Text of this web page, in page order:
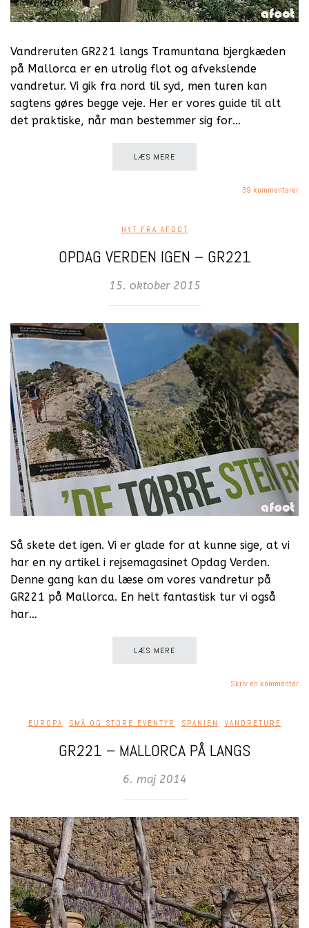
Vandreruten GR221 langs Tramuntana bjergkæden
på Mallorca er en utrolig flot og afvekslende
vandretur. Vi gik fra nord til syd, men turen kan
sagtens gøres begge veje. Her er vores guide til alt
det praktiske, når man bestemmer sig for…
LÆS MERE
39 kommentarer
NYT FRA AFOOT
OPDAG VERDEN IGEN – GR221
15. oktober 2015
Så skete det igen. Vi er glade for at kunne sige, at vi
har en ny artikel i rejsemagasinet Opdag Verden.
Denne gang kan du læse om vores vandretur på
GR221 på Mallorca. En helt fantastisk tur vi også
har…
LÆS MERE
Skriv en kommentar
EUROPA SMÅ OG STORE EVENTYR SPANIEN VANDRETURE
GR221 – MALLORCA PÅ LANGS
6. maj 2014